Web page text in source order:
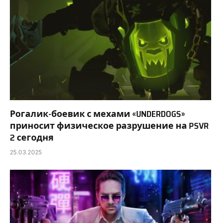
Рогалик-боевик с мехами «UNDERDOGS»
приносит физическое разрушение на PSVR
2 сегодня
25.03.2025